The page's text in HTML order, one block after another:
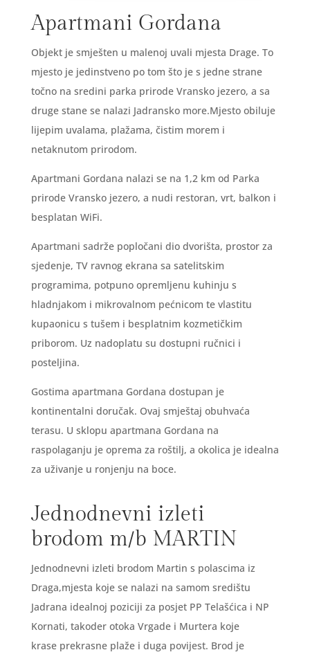
Apartmani Gordana
Objekt je smješten u malenoj uvali mjesta Drage. To
mjesto je jedinstveno po tom što je s jedne strane
točno na sredini parka prirode Vransko jezero, a sa
druge stane se nalazi Jadransko more.Mjesto obiluje
lijepim uvalama, plažama, čistim morem i
netaknutom prirodom.
Apartmani Gordana nalazi se na 1,2 km od Parka
prirode Vransko jezero, a nudi restoran, vrt, balkon i
besplatan WiFi.
Apartmani sadrže popločani dio dvorišta, prostor za
sjedenje, TV ravnog ekrana sa satelitskim
programima, potpuno opremljenu kuhinju s
hladnjakom i mikrovalnom pećnicom te vlastitu
kupaonicu s tušem i besplatnim kozmetičkim
priborom. Uz nadoplatu su dostupni ručnici i
posteljina.
Gostima apartmana Gordana dostupan je
kontinentalni doručak. Ovaj smještaj obuhvaća
terasu. U sklopu apartmana Gordana na
raspolaganju je oprema za roštilj, a okolica je idealna
za uživanje u ronjenju na boce.
Jednodnevni izleti
brodom m/b MARTIN
Jednodnevni izleti brodom Martin s polascima iz
Draga,mjesta koje se nalazi na samom središtu
Jadrana idealnoj poziciji za posjet PP Telašćica i NP
Kornati, takoder otoka Vrgade i Murtera koje
krase prekrasne plaže i duga povijest. Brod je